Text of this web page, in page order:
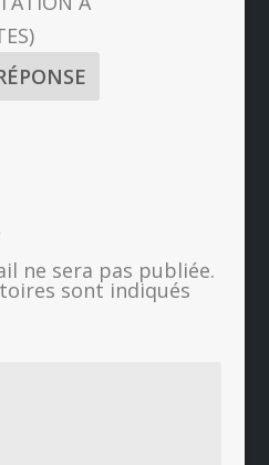
ne sera pas publiée.
sont indiqués